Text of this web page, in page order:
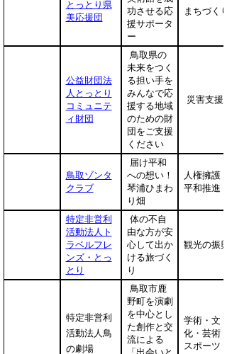
とっとり県
美応援団
功させる応
援サポータ
ー
まちづくり
公益財団法
人とっとり
コミュニテ
ィ財団
鳥取県の
未来をつく
る担い手を
みんなで応
援する地域
のための財
団をご支援
ください
災害支援
鳥取ゾンタ
クラブ
届け平和
への想い！
琴浦ひまわ
り畑
人権擁護・
平和推進
特定非営利
活動法人ト
ラベルフレ
ンズ・とっ
とり
体の不自
由な方が安
心して出か
ける旅づく
り
観光の振興
特定非営利
活動法人鳥
の劇場
鳥取市鹿
野町を演劇
を中心とし
た創作と交
流による
学術・文
化・芸術・
スポーツ